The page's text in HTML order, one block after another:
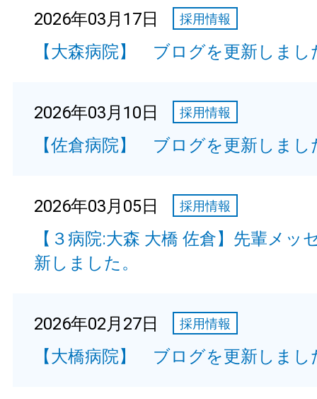
2026年03月17日 採用情報
【大森病院】 ブログを更新しまし
2026年03月10日 採用情報
【佐倉病院】 ブログを更新しまし
2026年03月05日 採用情報
【３病院:大森 大橋 佐倉】先輩メッ
新しました。
2026年02月27日 採用情報
【大橋病院】 ブログを更新しまし